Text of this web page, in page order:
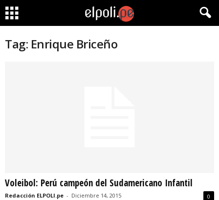
Tag: Enrique Briceño
Voleibol: Perú campeón del Sudamericano Infantil
Redacción ELPOLI.pe - Diciembre 14, 2015 0